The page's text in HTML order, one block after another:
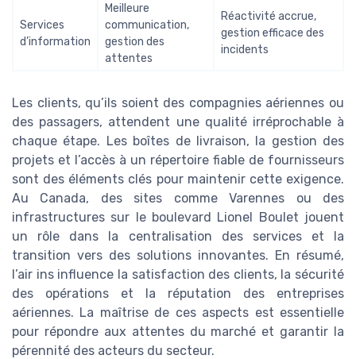
Services
d’information
Meilleure
communication,
gestion des
attentes
Réactivité accrue,
gestion efficace des
incidents
Les clients, qu’ils soient des compagnies aériennes ou
des passagers, attendent une qualité irréprochable à
chaque étape. Les boîtes de livraison, la gestion des
projets et l’accès à un répertoire fiable de fournisseurs
sont des éléments clés pour maintenir cette exigence.
Au Canada, des sites comme Varennes ou des
infrastructures sur le boulevard Lionel Boulet jouent
un rôle dans la centralisation des services et la
transition vers des solutions innovantes. En résumé,
l’air ins influence la satisfaction des clients, la sécurité
des opérations et la réputation des entreprises
aériennes. La maîtrise de ces aspects est essentielle
pour répondre aux attentes du marché et garantir la
pérennité des acteurs du secteur.